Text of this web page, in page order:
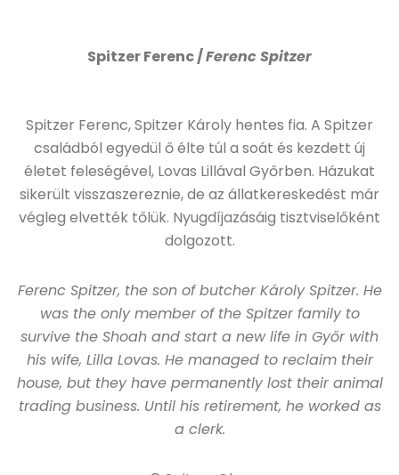
Spitzer Ferenc /Ferenc Spitzer
Spitzer Ferenc, Spitzer Károly hentes fia. A Spitzer
családból egyedül ő élte túl a soát és kezdett új
életet feleségével, Lovas Lillával Győrben. Házukat
sikerült visszaszereznie, de az állatkereskedést már
végleg elvették tőlük. Nyugdíjazásáig tisztviselőként
dolgozott.
Ferenc Spitzer, the son of butcher Károly Spitzer. He
was the only member of the Spitzer family to
survive the Shoah and start a new life in Győr with
his wife, Lilla Lovas. He managed to reclaim their
house, but they have permanently lost their animal
trading business. Until his retirement, he worked as
a clerk.